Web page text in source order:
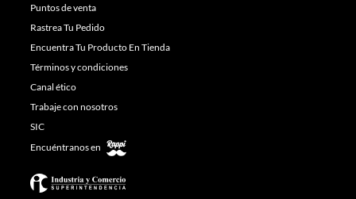
Puntos de venta
Rastrea Tu Pedido
Encuentra Tu Producto En Tienda
Términos y condiciones
Canal ético
Trabaje con nosotros
SIC
Encuéntranos en